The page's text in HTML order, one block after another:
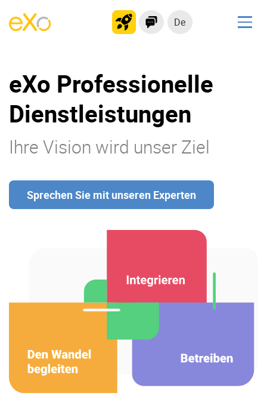
De
kollaborationsplattform
Soziales Netzwerk
Wissensmanagement
Produkt
Kein Code
Kontrollierte KI
Über uns
Karriere
eXo Professionelle
Dienstleistungen
Ihre Vision wird unser Ziel
Sprechen Sie mit unseren Experten